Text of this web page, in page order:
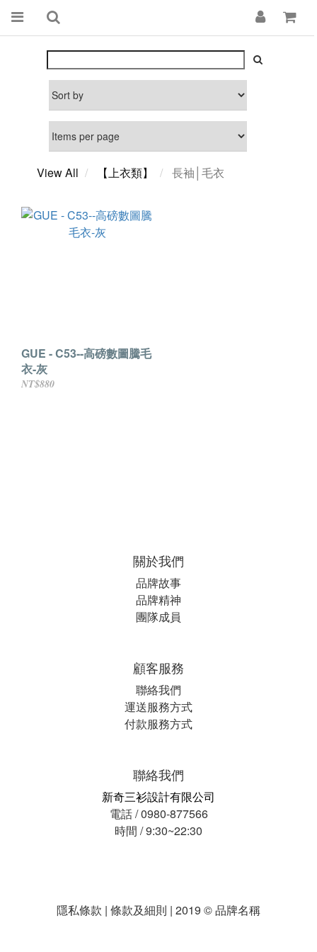
View All 【上衣類】 長袖│毛衣
GUE - C53--高磅數圖騰毛
衣-灰
NT$880
關於我們
品牌故事
品牌精神
團隊成員
顧客服務
聯絡我們
運送服務方式
付款服務方式
聯絡我們
新奇三衫設計有限公司
電話 / 0980-877566
時間 / 9:30~22:30
隱私條款 | 條款及細則 | 2019 © 品牌名稱